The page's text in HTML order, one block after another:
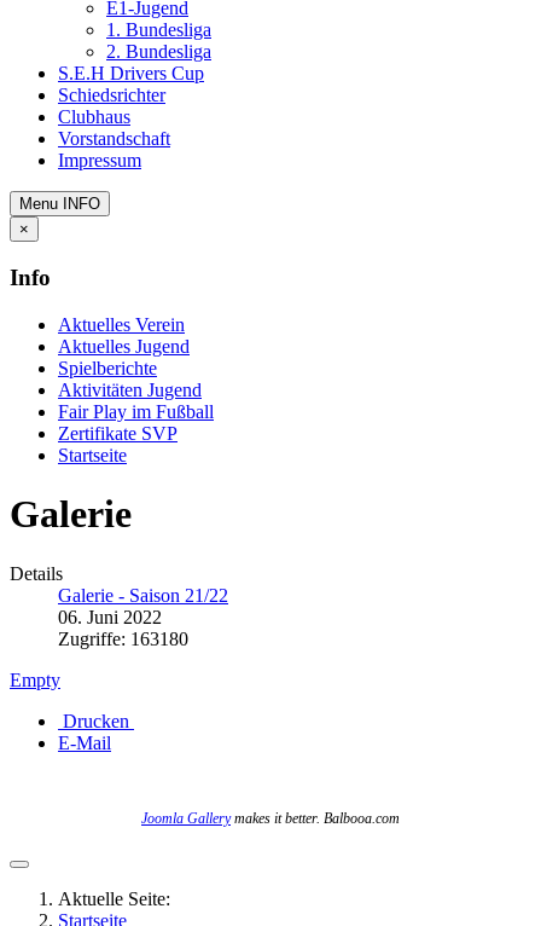
E1-Jugend
1. Bundesliga
2. Bundesliga
S.E.H Drivers Cup
Schiedsrichter
Clubhaus
Vorstandschaft
Impressum
Menu
INFO
×
Info
Aktuelles Verein
Aktuelles Jugend
Spielberichte
Aktivitäten Jugend
Fair Play im Fußball
Zertifikate SVP
Startseite
Galerie
Details
Galerie - Saison 21/22
06. Juni 2022
Zugriffe: 163180
Empty
Drucken
E-Mail
Joomla Gallerymakes it better. Balbooa.com
Aktuelle Seite:
Startseite